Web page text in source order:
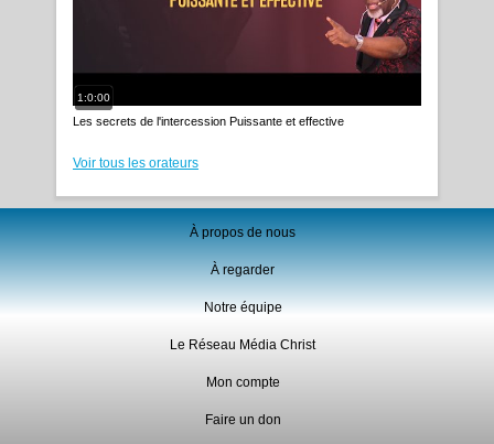
1:0:00
Les secrets de l'intercession Puissante et effective
Voir tous les orateurs
À propos de nous
À regarder
Notre équipe
Le Réseau Média Christ
Mon compte
Faire un don